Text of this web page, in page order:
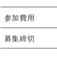
参加費用
募集締切